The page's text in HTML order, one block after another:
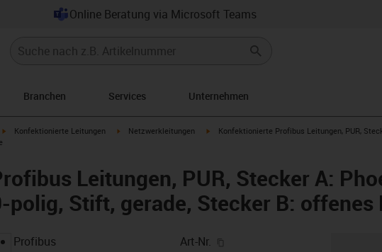
Online Beratung via Microsoft Teams
Branchen Services Unternehmen
igus-icon-arrow-right
Konfektionierte Leitungen igus-icon-arrow-right
Netzwerkleitungen igus-icon-arrow-right
Konfektionierte Profibus Leitungen, PUR,
Leitungen, PUR, Stecker A:
polig, Stift, gerade, Stecker B: offenes
Profibus
Art-Nr.